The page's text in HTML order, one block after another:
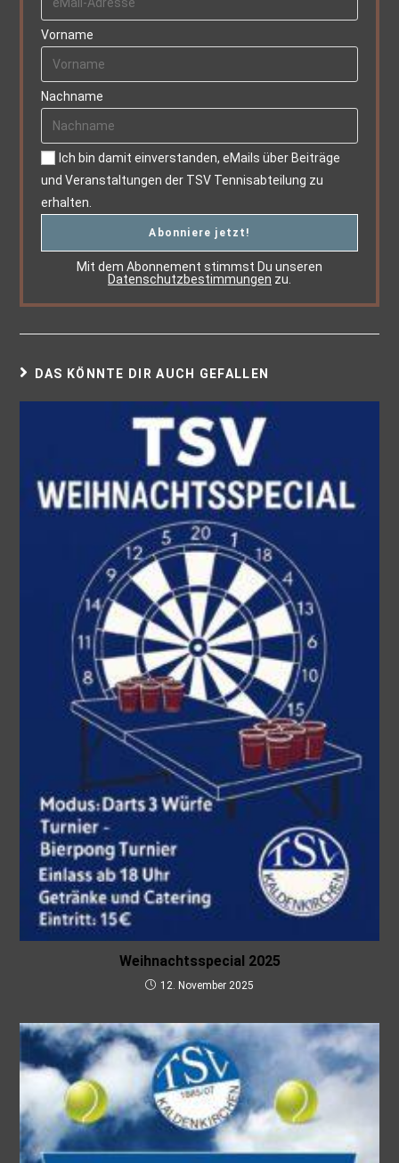
Vorname
Nachname
Ich bin damit einverstanden, eMails über Beiträge
und Veranstaltungen der TSV Tennisabteilung zu
erhalten.
Mit dem Abonnement stimmst Du unseren
Datenschutzbestimmungen zu.
DAS KÖNNTE DIR AUCH GEFALLEN
Weihnachtsspecial 2025
12. November 2025